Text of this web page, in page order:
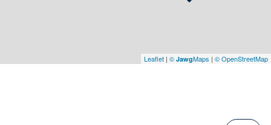
Leaflet | © JawgMaps | © OpenStreetMap